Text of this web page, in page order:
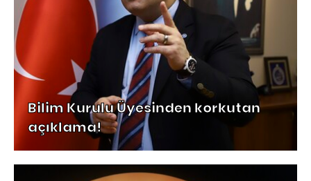
Bilim Kurulu Üyesinden korkutan
açıklama!